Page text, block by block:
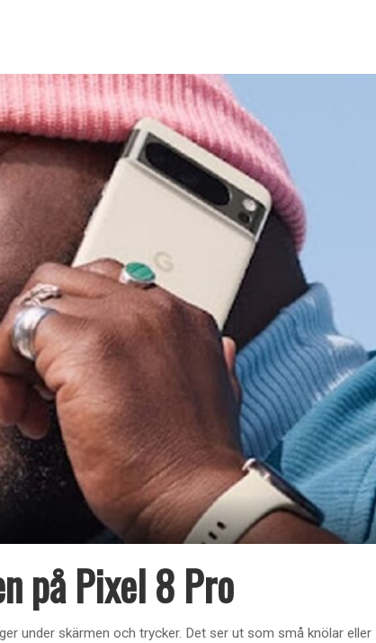
på Pixel 8 Pro
under skärmen och trycker. Det ser ut som små knölar eller